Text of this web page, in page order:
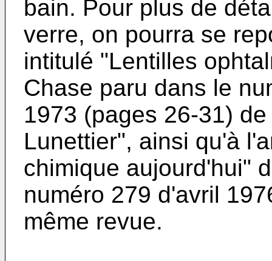
bain. Pour plus de
verre, on pourra se
intitulé "Lentilles
Chase paru dans le
1973 (pages 26-31)
Lunettier", ainsi qu'à
chimique aujourd'hui"
numéro 279 d'avril
même revue.